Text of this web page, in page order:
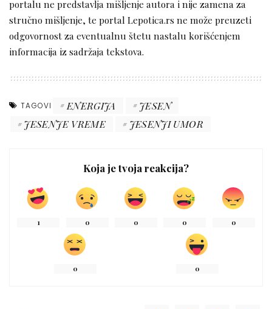
portalu ne predstavlja mišljenje autora i nije zamena za
stručno mišljenje, te portal Lepotica.rs ne može preuzeti
odgovornost za eventualnu štetu nastalu korišćenjem
informacija iz sadržaja tekstova.
TAGOVI ENERGIJA
JESEN
JESENJE VREME
JESENJI UMOR
Koja je tvoja reakcija?
1 0 0 0 0
0 0